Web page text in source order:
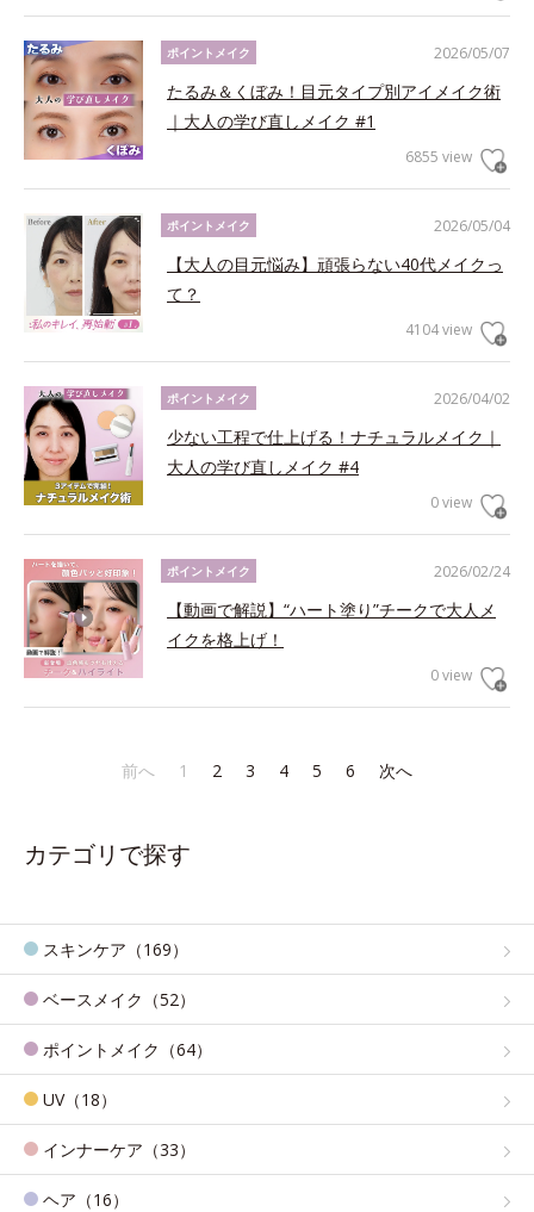
2026/05/07
ポイントメイク
たるみ＆くぼみ！目元タイプ別アイメイク術
｜大人の学び直しメイク #1
6855 view
2026/05/04
ポイントメイク
【大人の目元悩み】頑張らない40代メイクっ
て？
4104 view
2026/04/02
ポイントメイク
少ない工程で仕上げる！ナチュラルメイク｜
大人の学び直しメイク #4
0 view
2026/02/24
ポイントメイク
【動画で解説】“ハート塗り”チークで大人メ
イクを格上げ！
0 view
前へ 1 2 3 4 5 6 次へ
カテゴリで探す
スキンケア（169）
ベースメイク（52）
ポイントメイク（64）
UV（18）
インナーケア（33）
ヘア（16）